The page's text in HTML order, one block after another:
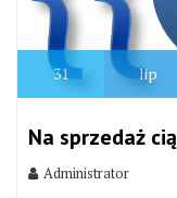
31 lip
Na sprzedaż
Administrator